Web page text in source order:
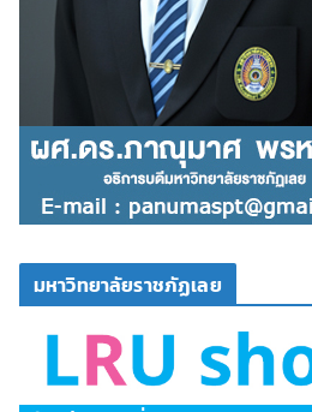
มหาวิทยาลัยราชภัฏเลย